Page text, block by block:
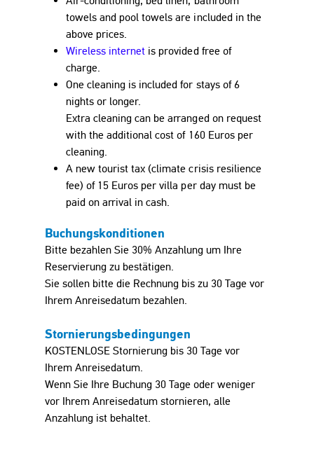
towels and pool towels are included in the
above prices.
Wireless internet is provided free of
charge.
One cleaning is included for stays of 6
nights or longer.
Extra cleaning can be arranged on request
with the additional cost of 160 Euros per
cleaning.
A new tourist tax (climate crisis resilience
fee) of 15 Euros per villa per day must be
paid on arrival in cash.
Buchungskonditionen
Bitte bezahlen Sie 30% Anzahlung um Ihre
Reservierung zu bestätigen.
Sie sollen bitte die Rechnung bis zu 30 Tage vor
Ihrem Anreisedatum bezahlen.
Stornierungsbedingungen
KOSTENLOSE Stornierung bis 30 Tage vor
Ihrem Anreisedatum.
Wenn Sie Ihre Buchung 30 Tage oder weniger
vor Ihrem Anreisedatum stornieren, alle
Anzahlung ist behaltet.